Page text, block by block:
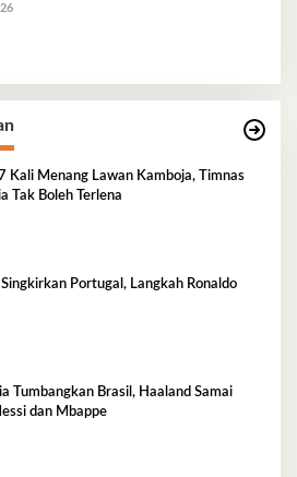
Kali Menang Lawan Kamboja, Timnas
Tak Boleh Terlena
Portugal, Langkah Ronaldo
Tumbangkan Brasil, Haaland Samai
dan Mbappe